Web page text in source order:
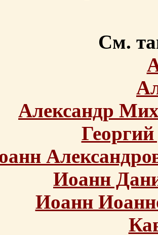
См.
Александр
Иоанн
Иоанн